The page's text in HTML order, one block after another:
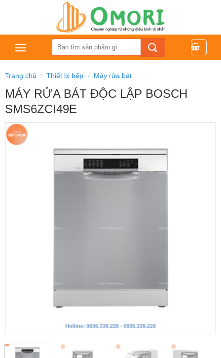
dung
Tìm
kiếm:
Trang chủ / Thiết bị bếp / Máy rửa bát
MÁY RỬA BÁT ĐỘC LẬP BOSCH
SMS6ZCI49E